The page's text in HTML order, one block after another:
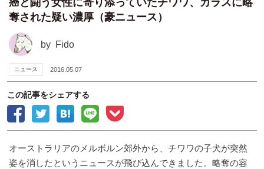
癌と闘う女性に寄り添っていたチワワ、カラスに略
奪された疑い濃厚（豪ニュース）
by Fido
ニュース 2016.05.07
この記事をシェアする
オーストラリアのメルボルン郊外から、チワワの子犬が突然
姿を消したというニュースが飛び込んできました。略奪の容